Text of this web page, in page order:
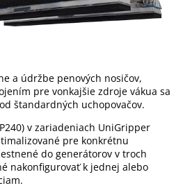
a údržbe penových nosičov,
pre vonkajšie zdroje vákua sa
štandardných uchopovačov.
v zariadeniach UniGripper
pre konkrétnu
do generátorov v troch
nakonfigurovať k jednej alebo